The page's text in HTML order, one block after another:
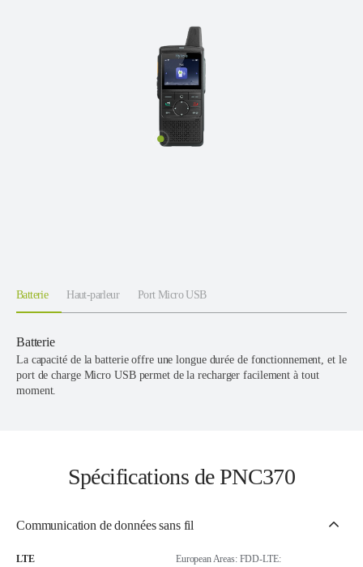
Batterie Haut-parleur Port Micro USB
Batterie
La capacité de la batterie offre une longue durée de fonctionnement, et le
port de charge Micro USB permet de la recharger facilement à tout
moment.
Spécifications de PNC370
Communication de données sans fil
LTE European Areas: FDD-LTE: